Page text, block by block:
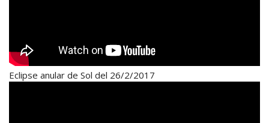
Eclipse anular de Sol del 26/2/2017